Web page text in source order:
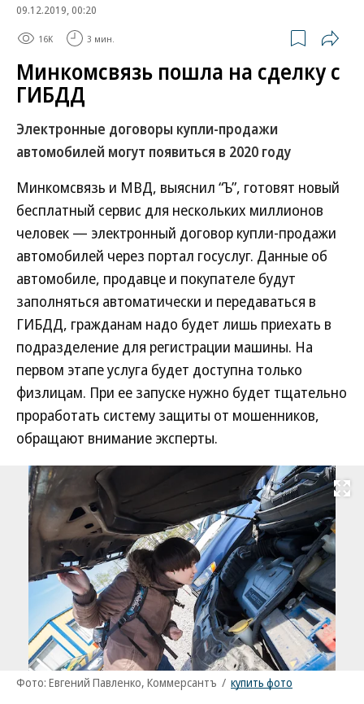
09.12.2019, 00:20
16K 3 мин.
Минкомсвязь пошла на сделку с
ГИБДД
Электронные договоры купли-продажи
автомобилей могут появиться в 2020 году
Минкомсвязь и МВД, выяснил “Ъ”, готовят новый
бесплатный сервис для нескольких миллионов
человек — электронный договор купли-продажи
автомобилей через портал госуслуг. Данные об
автомобиле, продавце и покупателе будут
заполняться автоматически и передаваться в
ГИБДД, гражданам надо будет лишь приехать в
подразделение для регистрации машины. На
первом этапе услуга будет доступна только
физлицам. При ее запуске нужно будет тщательно
проработать систему защиты от мошенников,
обращают внимание эксперты.
Развернуть
Фото: Евгений Павленко, Коммерсантъ / купить фото